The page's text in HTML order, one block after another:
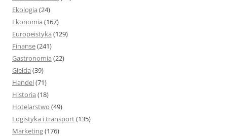
Ekologia (24)
Ekonomia (167)
Europeistyka (129)
Finanse(241)
Gastronomia (22)
Giełda (39)
Handel(71)
Historia (18)
Hotelarstwo (49)
Logistyka i transport(135)
Marketing(176)